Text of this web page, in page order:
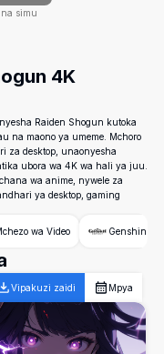
simu
4K
Raiden Shogun kutoka
na maono ya umeme. Mchoro
za desktop, unaonyesha
ubora wa 4K wa hali ya juu.
wa anime, nywele za
ya desktop, gaming
wa Video Genshin
Vipakuzi zaidi Mpya